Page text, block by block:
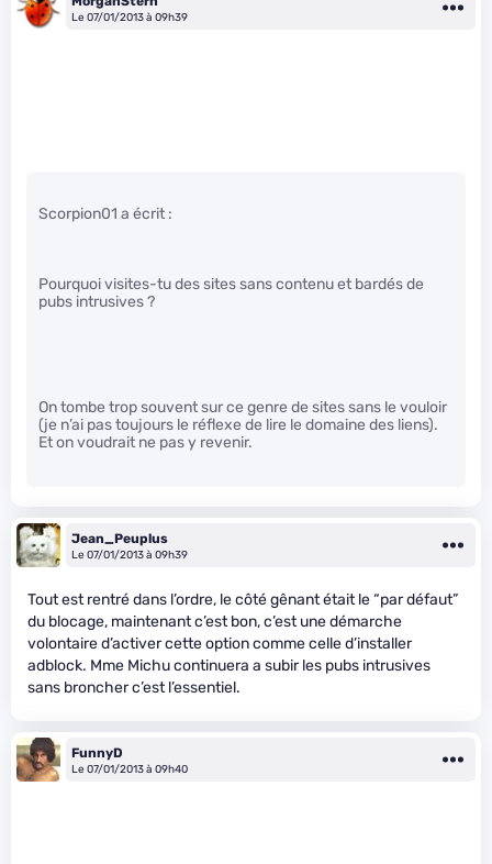
Le 07/01/2013 à 09h39
Scorpion01 a écrit :
Pourquoi visites-tu des sites sans contenu et bardés de
pubs intrusives ?
On tombe trop souvent sur ce genre de sites sans le vouloir
(je n’ai pas toujours le réflexe de lire le domaine des liens).
Et on voudrait ne pas y revenir.
Jean_Peuplus
Le 07/01/2013 à 09h39
Tout est rentré dans l’ordre, le côté gênant était le “par défaut”
du blocage, maintenant c’est bon, c’est une démarche
volontaire d’activer cette option comme celle d’installer
adblock. Mme Michu continuera a subir les pubs intrusives
sans broncher c’est l’essentiel.
FunnyD
Le 07/01/2013 à 09h40